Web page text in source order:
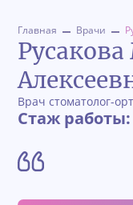
Главная Врачи
Врач стоматолог-
Стаж работы: